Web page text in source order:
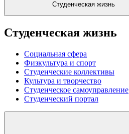
Студенческая жизнь
Студенческая жизнь
Социальная сфера
Физкультура и спорт
Студенческие коллективы
Культура и творчество
Студенческое самоуправление
Студенческий портал